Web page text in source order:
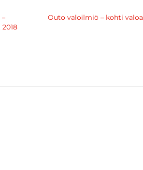
Outo valoilmiö – kohti valoa